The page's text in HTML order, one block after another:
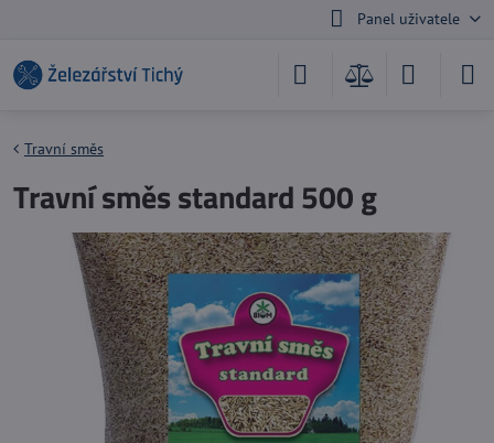
Panel uživatele
Travní směs
Travní směs standard 500 g